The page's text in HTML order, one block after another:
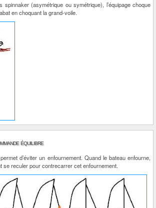
spinnaker (asymétrique ou symétrique), l’équipage choque
en choquant la grand-voile.
équilibre
permet d’éviter un enfournement. Quand le bateau enfourne,
se reculer pour contrecarrer cet enfournement.